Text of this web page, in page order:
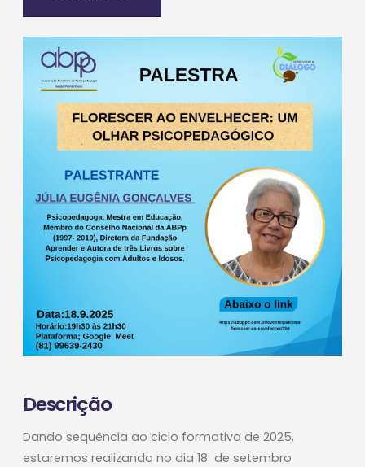
Descrição
Dando sequência ao ciclo formativo de 2025,
estaremos realizando no dia 18 de setembro